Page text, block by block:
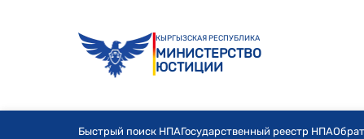
КЫРГЫЗСКАЯ РЕСПУБЛИКА
МИНИСТЕРСТВО
ЮСТИЦИИ
Быстрый поиск НПАГосударственный реестр НПА